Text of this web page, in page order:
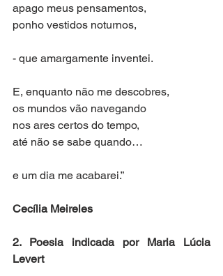
apago meus pensamentos,
ponho vestidos noturnos,
- que amargamente inventei.
E, enquanto não me descobres,
os mundos vão navegando
nos ares certos do tempo,
até não se sabe quando…
e um dia me acabarei.”
Cecília Meireles
2. Poesia indicada por Maria Lúcia
Levert